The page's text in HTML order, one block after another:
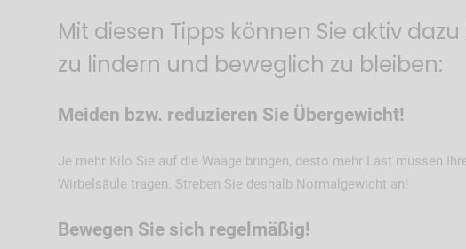
Mit diesen Tipps können Sie aktiv
zu lindern und beweglich zu bleiben:
Meiden bzw. reduzieren Sie Übergewicht!
Je mehr Kilo Sie auf die Waage bringen, desto mehr Last müssen
Wirbelsäule tragen. Streben Sie deshalb Normalgewicht an!
Bewegen Sie sich regelmäßig!